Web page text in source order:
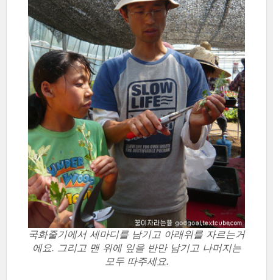
국화줄기에서 세마디를 남기고 아래위를 자르는거
에요. 그리고 맨 위에 잎을 반만 남기고 나머지는
모두 따주세요.